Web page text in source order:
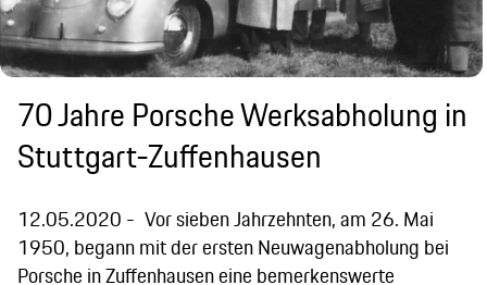
70 Jahre Porsche Werksabholung in
Stuttgart-Zuffenhausen
12.05.2020
Vor sieben Jahrzehnten, am 26. Mai
1950, begann mit der ersten Neuwagenabholung bei
Porsche in Zuffenhausen eine bemerkenswerte